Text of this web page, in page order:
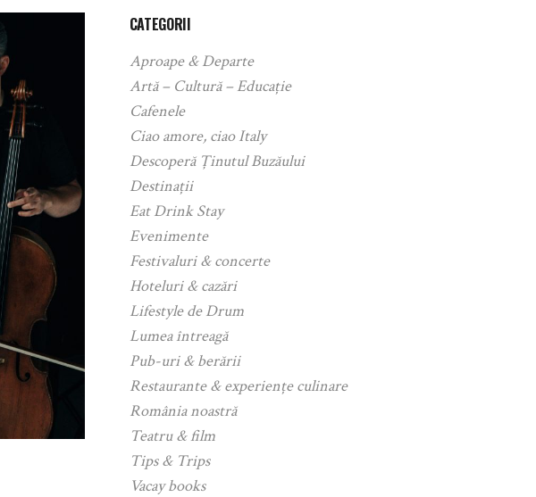
CATEGORII
Aproape & Departe
Artă – Cultură – Educație
Cafenele
Ciao amore, ciao Italy
Descoperă Ținutul Buzăului
Destinații
Eat Drink Stay
Evenimente
Festivaluri & concerte
Hoteluri & cazări
Lifestyle de Drum
Lumea întreagă
Pub-uri & berării
Restaurante & experiențe culinare
România noastră
Teatru & film
Tips & Trips
Vacay books